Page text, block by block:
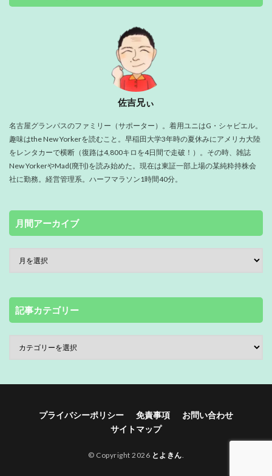
佐吉兄ぃ
名古屋グランパスのファミリー（サポーター）。着用ユニはG・シャビエル。
趣味はthe New Yorkerを読むこと。早稲田大学3年時の夏休みにアメリカ大陸
をレンタカーで横断（復路は4,800キロを4日間で走破！）。その時、雑誌
New YorkerやMad(廃刊)を読み始めた。現在は東証一部上場の某純粋持株会
社に勤務。経営管理系。ハーフマラソン1時間40分。
月間アーカイブ
記事カテゴリー
プライバシーポリシー 免責事項
お問い合わせ
サイトマップ
© Copyright 2026 とよきん.